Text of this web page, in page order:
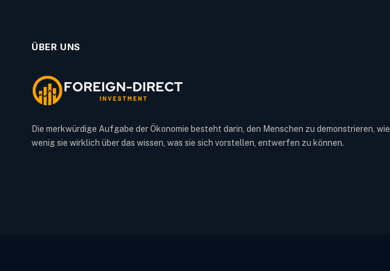
ÜBER UNS
Die merkwürdige Aufgabe der Ökonomie besteht darin, den Menschen zu demonstrieren, wie
wenig sie wirklich über das wissen, was sie sich vorstellen, entwerfen zu können.